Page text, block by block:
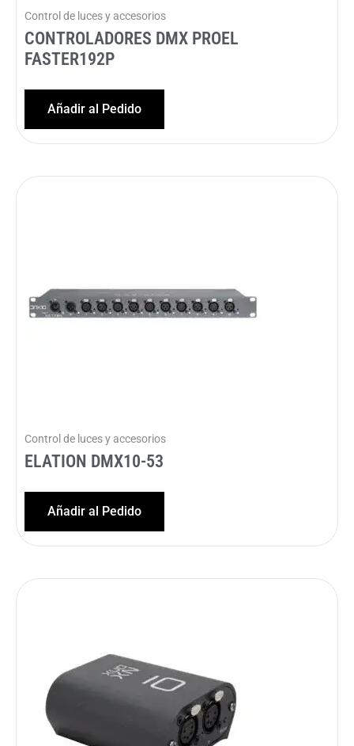
Control de luces y accesorios
CONTROLADORES DMX PROEL
FASTER192P
Añadir al Pedido
Control de luces y accesorios
ELATION DMX10-53
Añadir al Pedido